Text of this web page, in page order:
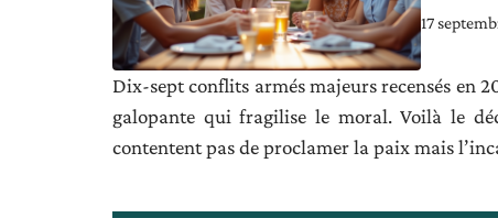
17
Dix-sept conflits armés majeurs recensés en
galopante qui fragilise le moral. Voilà le
contentent pas de proclamer la paix mais